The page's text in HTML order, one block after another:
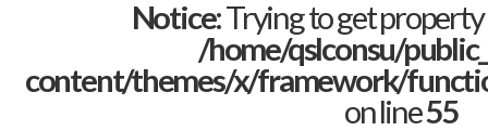
Notice: Trying to get
/home/qslconsu/
content/themes/x/framework/
on line55